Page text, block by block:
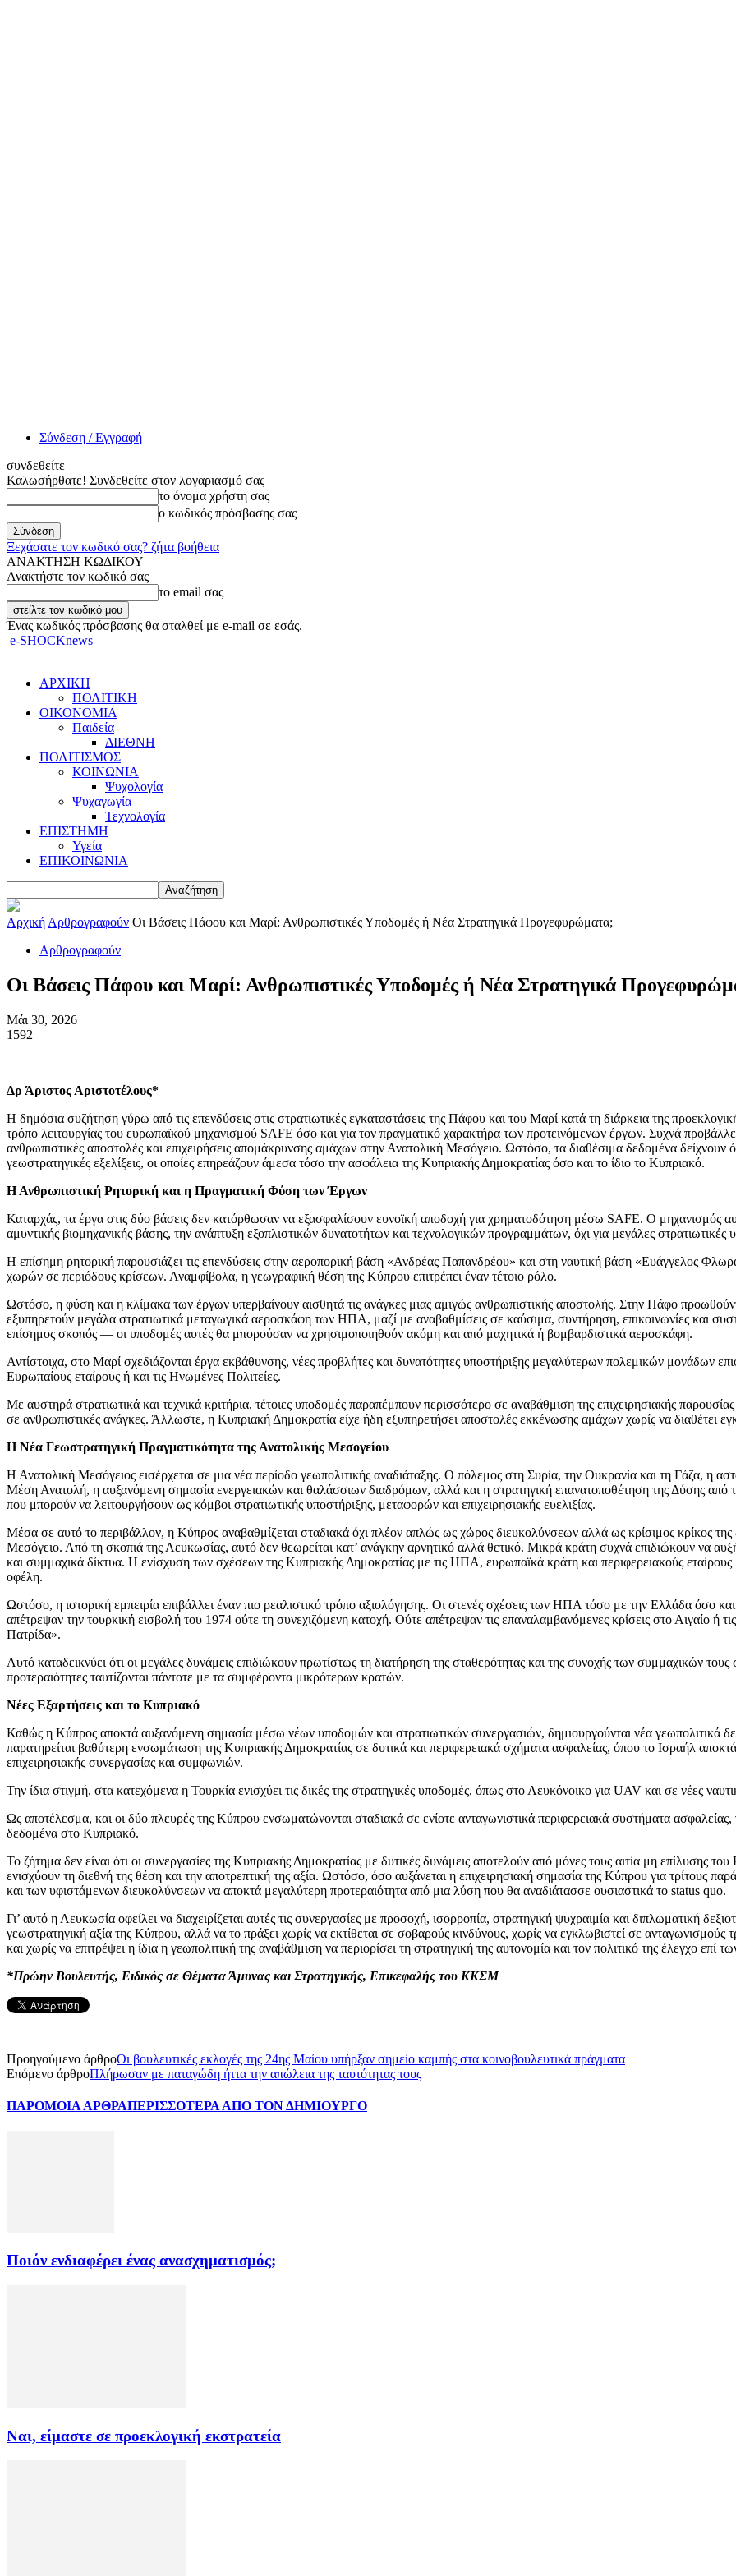
Σύνδεση / Εγγραφή
συνδεθείτε
Καλωσήρθατε! Συνδεθείτε στον λογαριασμό σας
το όνομα χρήστη σας
ο κωδικός πρόσβασης σας
Ξεχάσατε τον κωδικό σας? ζήτα βοήθεια
ΑΝΑΚΤΗΣΗ ΚΩΔΙΚΟΥ
Ανακτήστε τον κωδικό σας
το email σας
Ένας κωδικός πρόσβασης θα σταλθεί με e-mail σε εσάς.
e-SHOCKnews
ΑΡΧΙΚΗ
ΠΟΛΙΤΙΚΗ
ΟΙΚΟΝΟΜΙΑ
Παιδεία
ΔΙΕΘΝΗ
ΠΟΛΙΤΙΣΜΟΣ
ΚΟΙΝΩΝΙΑ
Ψυχολογία
Ψυχαγωγία
Τεχνολογία
ΕΠΙΣΤΗΜΗ
Υγεία
ΕΠΙΚΟΙΝΩΝΙΑ
Αρχική Αρθρογραφούν Οι Βάσεις Πάφου και Μαρί: Ανθρωπιστικές Υποδομές ή Νέα Στρατηγικά Προγεφυρώματα;
Αρθρογραφούν
Οι Βάσεις Πάφου και Μαρί: Ανθρωπιστικές Υποδομές ή Νέα Στρατηγικά
Μάι 30, 2026
1592
Δρ Άριστος Αριστοτέλους*
Η δημόσια συζήτηση γύρω από τις επενδύσεις στις στρατιωτικές εγκαταστάσεις της Πάφου και του Μαρί κατά τη διάρκεια της
τρόπο λειτουργίας του ευρωπαϊκού μηχανισμού SAFE όσο και για τον πραγματικό χαρακτήρα των προτεινόμενων έργων. Συχνά
ανθρωπιστικές αποστολές και επιχειρήσεις απομάκρυνσης αμάχων στην Ανατολική Μεσόγειο. Ωστόσο, τα διαθέσιμα δεδομένα δείχνουν
γεωστρατηγικές εξελίξεις, οι οποίες επηρεάζουν άμεσα τόσο την ασφάλεια της Κυπριακής Δημοκρατίας όσο και το ίδιο το Κυπριακό.
Η Ανθρωπιστική Ρητορική και η Πραγματική Φύση των Έργων
Καταρχάς, τα έργα στις δύο βάσεις δεν κατόρθωσαν να εξασφαλίσουν ευνοϊκή αποδοχή για χρηματοδότηση μέσω SAFE. Ο μηχανισμός
αμυντικής βιομηχανικής βάσης, την ανάπτυξη εξοπλιστικών δυνατοτήτων και τεχνολογικών προγραμμάτων, όχι για μεγάλες
Η επίσημη ρητορική παρουσιάζει τις επενδύσεις στην αεροπορική βάση «Ανδρέας Παπανδρέου» και στη ναυτική βάση «Ευάγγελος
χωρών σε περιόδους κρίσεων. Αναμφίβολα, η γεωγραφική θέση της Κύπρου επιτρέπει έναν τέτοιο ρόλο.
Ωστόσο, η φύση και η κλίμακα των έργων υπερβαίνουν αισθητά τις ανάγκες μιας αμιγώς ανθρωπιστικής αποστολής. Στην Πάφο
εξυπηρετούν μεγάλα στρατιωτικά μεταγωγικά αεροσκάφη των ΗΠΑ, μαζί με αναβαθμίσεις σε καύσιμα, συντήρηση, επικοινωνίες και
επίσημος σκοπός — οι υποδομές αυτές θα μπορούσαν να χρησιμοποιηθούν ακόμη και από μαχητικά ή βομβαρδιστικά αεροσκάφη.
Αντίστοιχα, στο Μαρί σχεδιάζονται έργα εκβάθυνσης, νέες προβλήτες και δυνατότητες υποστήριξης μεγαλύτερων πολεμικών μονάδων
Ευρωπαίους εταίρους ή και τις Ηνωμένες Πολιτείες.
Με αυστηρά στρατιωτικά και τεχνικά κριτήρια, τέτοιες υποδομές παραπέμπουν περισσότερο σε αναβάθμιση της επιχειρησιακής
σε ανθρωπιστικές ανάγκες. Άλλωστε, η Κυπριακή Δημοκρατία είχε ήδη εξυπηρετήσει αποστολές εκκένωσης αμάχων χωρίς να διαθέτει
Η Νέα Γεωστρατηγική Πραγματικότητα της Ανατολικής Μεσογείου
Η Ανατολική Μεσόγειος εισέρχεται σε μια νέα περίοδο γεωπολιτικής αναδιάταξης. Ο πόλεμος στη Συρία, την Ουκρανία και τη Γάζα, η
Μέση Ανατολή, η αυξανόμενη σημασία ενεργειακών και θαλάσσιων διαδρόμων, αλλά και η στρατηγική επανατοποθέτηση της Δύσης από
που μπορούν να λειτουργήσουν ως κόμβοι στρατιωτικής υποστήριξης, μεταφορών και επιχειρησιακής ευελιξίας.
Μέσα σε αυτό το περιβάλλον, η Κύπρος αναβαθμίζεται σταδιακά όχι πλέον απλώς ως χώρος διευκολύνσεων αλλά ως κρίσιμος κρίκος της
Μεσόγειο. Από τη σκοπιά της Λευκωσίας, αυτό δεν θεωρείται κατ’ ανάγκην αρνητικό αλλά θετικό. Μικρά κράτη συχνά επιδιώκουν να
και συμμαχικά δίκτυα. Η ενίσχυση των σχέσεων της Κυπριακής Δημοκρατίας με τις ΗΠΑ, ευρωπαϊκά κράτη και περιφερειακούς εταίρους
οφέλη.
Ωστόσο, η ιστορική εμπειρία επιβάλλει έναν πιο ρεαλιστικό τρόπο αξιολόγησης. Οι στενές σχέσεις των ΗΠΑ τόσο με την Ελλάδα
απέτρεψαν την τουρκική εισβολή του 1974 ούτε τη συνεχιζόμενη κατοχή. Ούτε απέτρεψαν τις επαναλαμβανόμενες κρίσεις στο Αιγαίο ή
Πατρίδα».
Αυτό καταδεικνύει ότι οι μεγάλες δυνάμεις επιδιώκουν πρωτίστως τη διατήρηση της σταθερότητας και της συνοχής των συμμαχικών
προτεραιότητες ταυτίζονται πάντοτε με τα συμφέροντα μικρότερων κρατών.
Νέες Εξαρτήσεις και το Κυπριακό
Καθώς η Κύπρος αποκτά αυξανόμενη σημασία μέσω νέων υποδομών και στρατιωτικών συνεργασιών, δημιουργούνται νέα γεωπολιτικά
παρατηρείται βαθύτερη ενσωμάτωση της Κυπριακής Δημοκρατίας σε δυτικά και περιφερειακά σχήματα ασφαλείας, όπου το Ισραήλ
επιχειρησιακής συνεργασίας και συμφωνιών.
Την ίδια στιγμή, στα κατεχόμενα η Τουρκία ενισχύει τις δικές της στρατηγικές υποδομές, όπως στο Λευκόνοικο για UAV και σε νέες
Ως αποτέλεσμα, και οι δύο πλευρές της Κύπρου ενσωματώνονται σταδιακά σε ενίοτε ανταγωνιστικά περιφερειακά συστήματα ασφαλείας,
δεδομένα στο Κυπριακό.
Το ζήτημα δεν είναι ότι οι συνεργασίες της Κυπριακής Δημοκρατίας με δυτικές δυνάμεις αποτελούν από μόνες τους αιτία μη επίλυσης
ενισχύουν τη διεθνή της θέση και την αποτρεπτική της αξία. Ωστόσο, όσο αυξάνεται η επιχειρησιακή σημασία της Κύπρου για τρίτους
και των υφιστάμενων διευκολύνσεων να αποκτά μεγαλύτερη προτεραιότητα από μια λύση που θα αναδιάτασσε ουσιαστικά το status quo.
Γι’ αυτό η Λευκωσία οφείλει να διαχειρίζεται αυτές τις συνεργασίες με προσοχή, ισορροπία, στρατηγική ψυχραιμία και διπλωματική
γεωστρατηγική αξία της Κύπρου, αλλά να το πράξει χωρίς να εκτίθεται σε σοβαρούς κινδύνους, χωρίς να εγκλωβιστεί σε
και χωρίς να επιτρέψει η ίδια η γεωπολιτική της αναβάθμιση να περιορίσει τη στρατηγική της αυτονομία και τον πολιτικό της έλεγχο επί
*Πρώην Βουλευτής, Ειδικός σε Θέματα Άμυνας και Στρατηγικής, Επικεφαλής του ΚΚΣΜ
Προηγούμενο άρθροΟι βουλευτικές εκλογές της 24ης Μαίου υπήρξαν σημείο καμπής στα κοινοβουλευτικά πράγματα
Επόμενο άρθροΠλήρωσαν με παταγώδη ήττα την απώλεια της ταυτότητας τους
ΠΑΡΟΜΟΙΑ ΑΡΘΡΑΠΕΡΙΣΣΟΤΕΡΑ ΑΠΟ ΤΟΝ ΔΗΜΙΟΥΡΓΟ
Ποιόν ενδιαφέρει ένας ανασχηματισμός;
Ναι, είμαστε σε προεκλογική εκστρατεία